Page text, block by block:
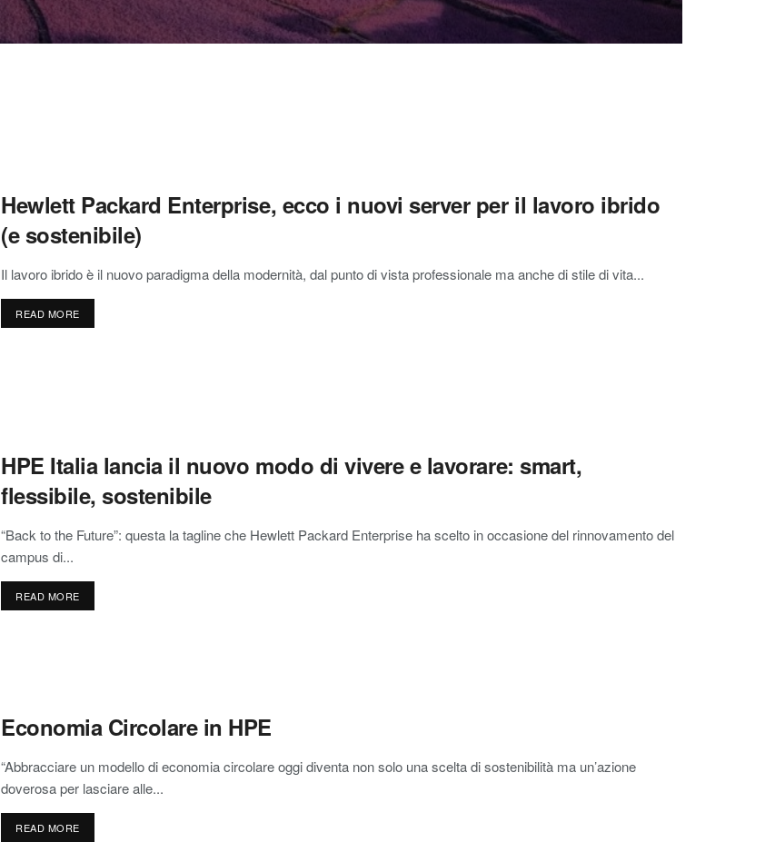
Hewlett Packard Enterprise, ecco i nuovi server per il lavoro ibrido
(e sostenibile)
Il lavoro ibrido è il nuovo paradigma della modernità, dal punto di vista professionale ma anche di stile di vita...
READ MORE
HPE Italia lancia il nuovo modo di vivere e lavorare: smart,
flessibile, sostenibile
“Back to the Future”: questa la tagline che Hewlett Packard Enterprise ha scelto in occasione del rinnovamento del
campus di...
READ MORE
Economia Circolare in HPE
“Abbracciare un modello di economia circolare oggi diventa non solo una scelta di sostenibilità ma un’azione
doverosa per lasciare alle...
READ MORE